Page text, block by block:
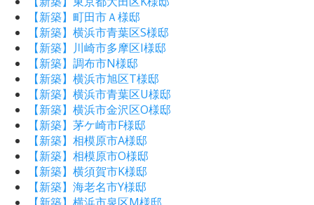
【新築】町田市Ａ様邸
【新築】横浜市青葉区S様邸
【新築】川崎市多摩区I様邸
【新築】調布市N様邸
【新築】横浜市旭区T様邸
【新築】横浜市青葉区U様邸
【新築】横浜市金沢区O様邸
【新築】茅ケ崎市F様邸
【新築】相模原市A様邸
【新築】相模原市O様邸
【新築】横須賀市K様邸
【新築】海老名市Y様邸